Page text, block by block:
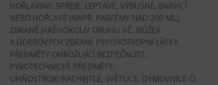
HOŘLAVINY: SPREJE, LEPTAVÉ, VÝBUŠNÉ, BARVICÍ
NEBO HOŘLAVÉ (NAPŘ. PARFÉMY NAD 200 ML),
ZBRANĚ JAKÉHOKOLIV DRUHU VČ. NŮŽEK
A ÚDEROVÝCH ZBRANÍ, PSYCHOTROPNÍ LÁTKY,
PŘEDMĚTY OHROŽUJÍCÍ BEZPEČNOST,
PYROTECHNICKÉ PŘEDMĚTY:
OHŇOSTROJE/RACHEJTLE, SVĚTLICE, DÝMOVNICE ČI